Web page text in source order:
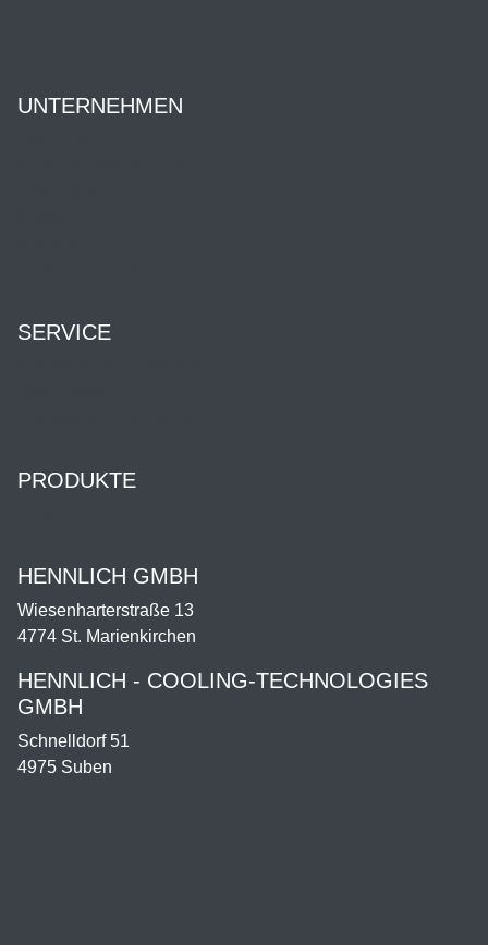
UNTERNEHMEN
SERVICE
PRODUKTE
HENNLICH GMBH
Wiesenharterstraße 13
4774 St. Marienkirchen
HENNLICH - COOLING-TECHNOLOGIES
GMBH
Schnelldorf 51
4975 Suben